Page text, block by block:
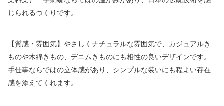
じられるつくりです。
【質感・雰囲気】やさしくナチュラルな雰囲気で、カジュアルき
ものや木綿きもの、デニムきものにも相性の良いデザインです。
手仕事ならではの立体感があり、シンプルな装いにも程よい存在
感を添えてくれます。